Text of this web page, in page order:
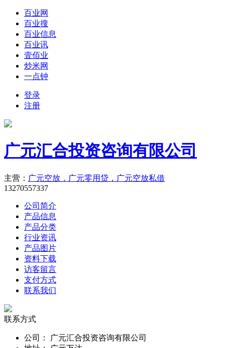
百业网
百业搜
百业信息
百业讯
壹佰业
炒米网
一点钟
登录
注册
广元汇合投资咨询有限公司
主营： 广元空放，广元零用贷，广元空放私借
13270557337
公司简介
产品信息
产品分类
行业资讯
产品图片
资料下载
访客留言
支付方式
联系我们
联系方式
公司：
广元汇合投资咨询有限公司